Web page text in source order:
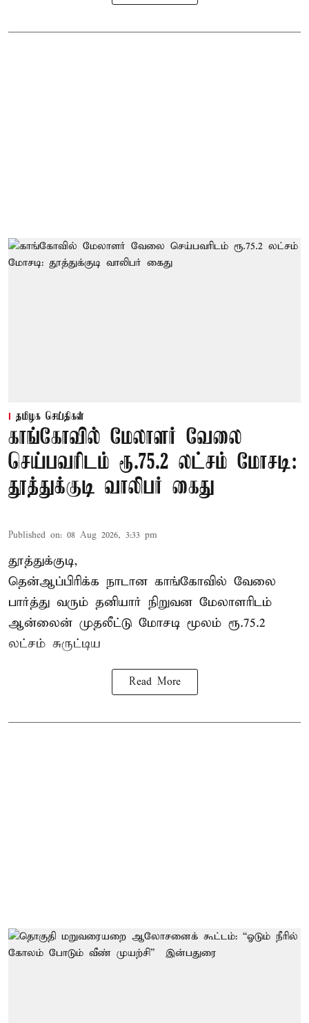
தமிழக செய்திகள்
காங்கோவில் மேலாளர் வேலை
செய்பவரிடம் ரூ.75.2 லட்சம் மோசடி:
தூத்துக்குடி வாலிபர் கைது
Published on: 08 Aug 2026, 3:33 pm
தூத்துக்குடி,
தென்ஆப்பிரிக்க நாடான காங்கோவில் வேலை
பார்த்து வரும் தனியார் நிறுவன மேலாளரிடம்
ஆன்லைன் முதலீட்டு மோசடி மூலம் ரூ.75.2
லட்சம் சுருட்டிய
Read More